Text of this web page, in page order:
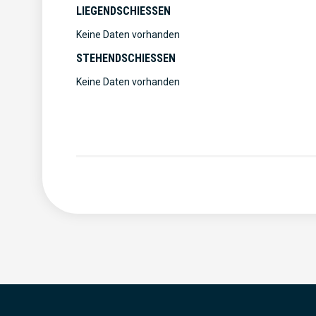
LIEGENDSCHIESSEN
Keine Daten vorhanden
STEHENDSCHIESSEN
Keine Daten vorhanden